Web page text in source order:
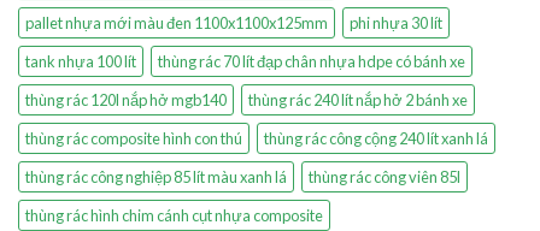
pallet nhựa mới màu đen 1100x1100x125mm
phi nhựa 30 lít
tank nhựa 100 lít
thùng rác 70 lít đạp chân nhựa hdpe có bánh xe
thùng rác 120l nắp hở mgb140
thùng rác 240 lít nắp hở 2 bánh xe
thùng rác composite hình con thú
thùng rác công cộng 240 lít xanh lá
thùng rác công nghiệp 85 lít màu xanh lá
thùng rác công viên 85l
thùng rác hình chim cánh cụt nhựa composite